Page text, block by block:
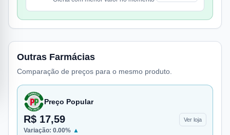
Outras Farmácias
Comparação de preços para o mesmo produto.
Preço Popular
R$ 17,59 Ver loja
Variação: 0.00% ▲